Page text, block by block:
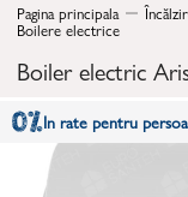
Pagina principala
Boilere electrice
Boiler electric
In rate pentru